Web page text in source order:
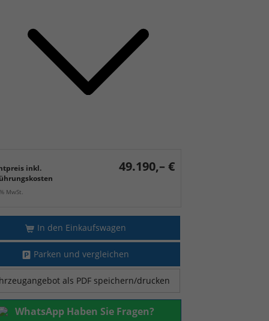
inkl.
49.190,– €
MwSt.
In den Einkaufswagen
Parken und vergleichen
als PDF speichern/drucken
WhatsApp Haben Sie Fragen?